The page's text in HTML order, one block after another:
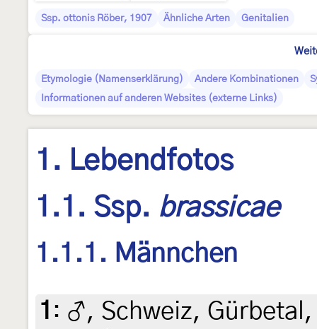
Ssp. ottonis Röber, 1907 Ähnliche Arten Genitalien
Etymologie (Namenserklärung) Andere Kombinationen
Informationen auf anderen Websites (externe Links)
1. Lebendfotos
1.1. Ssp. brassicae
1.1.1. Männchen
1 : ♂, Schweiz,